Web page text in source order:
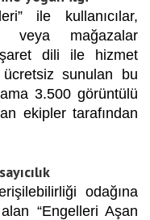
ile kullanıcılar,
veya mağazalar
dili ile hizmet
sunulan bu
3.500 görüntülü
ekipler tarafından
odağına
“Engelleri Aşan